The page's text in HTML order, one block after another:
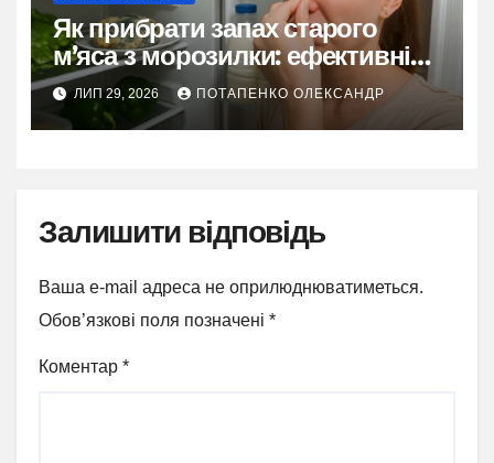
Як прибрати запах старого
м’яса з морозилки: ефективні
методи
ЛИП 29, 2026 ПОТАПЕНКО ОЛЕКСАНДР
Залишити відповідь
Ваша e-mail адреса не оприлюднюватиметься.
Обов’язкові поля позначені *
Коментар *